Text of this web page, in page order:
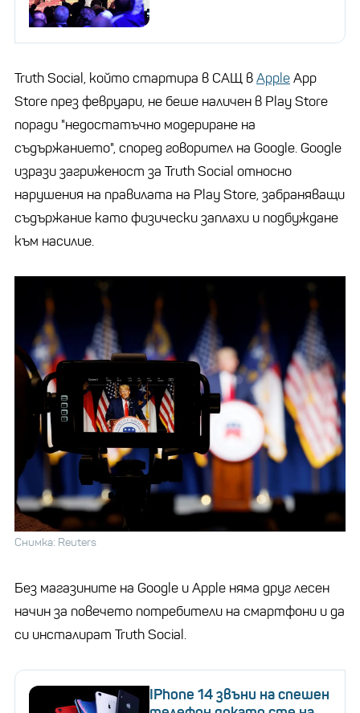
Truth Social, който стартира в САЩ вAppleApp
Store през февруари, не беше наличен в Play Store
поради "недостатъчно модериране на
съдържанието", според говорител на Google. Google
изрази загриженост за Truth Social относно
нарушения на правилата на Play Store, забраняващи
съдържание като физически заплахи и подбуждане
към насилие.
Снимка: Reuters
Без магазините на Google и Apple няма друг лесен
начин за повечето потребители на смартфони и да
си инсталират Truth Social.
IPhone 14 звъни на спешен